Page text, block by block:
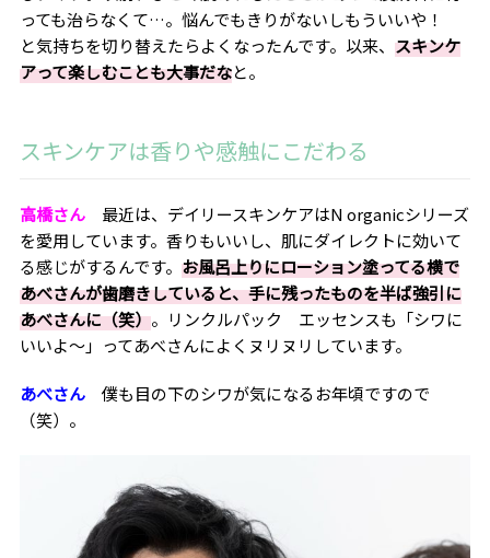
っても治らなくて…。悩んでもきりがないしもういいや！
と気持ちを切り替えたらよくなったんです。以来、 スキンケ
アって楽しむことも大事だなと。
スキンケアは香りや感触にこだわる
高橋さん最近は、デイリースキンケアはN organicシリーズ
を愛用しています。香りもいいし、肌にダイレクトに効いて
る感じがするんです。 お風呂上りにローション塗ってる横で
あべさんが歯磨きしていると、手に残ったものを半ば強引に
あべさんに（笑）。リンクルパック エッセンスも「シワに
いいよ～」ってあべさんによくヌリヌリしています。
あべさん僕も目の下のシワが気になるお年頃ですので
（笑）。